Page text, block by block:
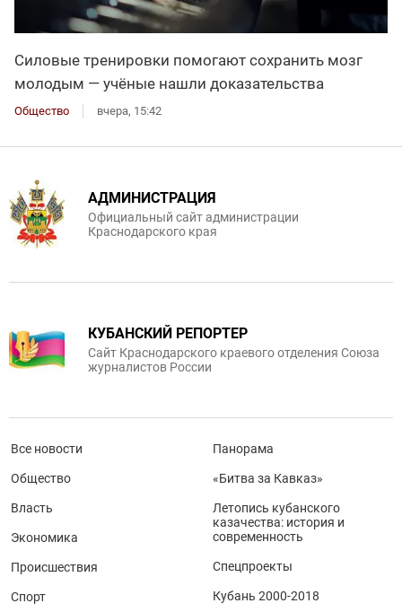
Силовые тренировки помогают сохранить мозг
молодым — учёные нашли доказательства
Общество вчера, 15:42
АДМИНИСТРАЦИЯ
Официальный сайт администрации
Краснодарского края
КУБАНСКИЙ РЕПОРТЕР
Сайт Краснодарского краевого отделения Союза
журналистов России
Все новости
Общество
Власть
Экономика
Происшествия
Спорт
Панорама
«Битва за Кавказ»
Летопись кубанского
казачества: история и
современность
Спецпроекты
Кубань 2000-2018